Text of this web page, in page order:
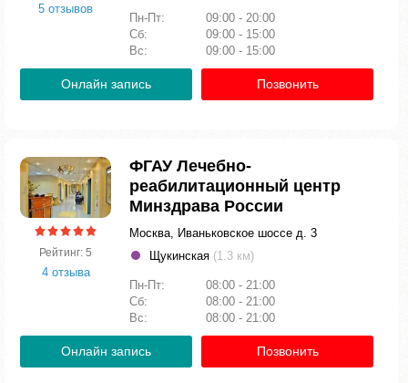
5 отзывов
Пн-Пт:
09:00 - 20:00
Сб:
09:00 - 15:00
Вс:
09:00 - 15:00
Онлайн запись Позвонить
Рейтинг: 5
4 отзыва
ФГАУ Лечебно-
реабилитационный центр
Минздрава России
Москва, Иваньковское шоссе д. 3
Щукинская (1.3 км)
Пн-Пт:
08:00 - 21:00
Сб:
08:00 - 21:00
Вс:
08:00 - 21:00
Онлайн запись Позвонить